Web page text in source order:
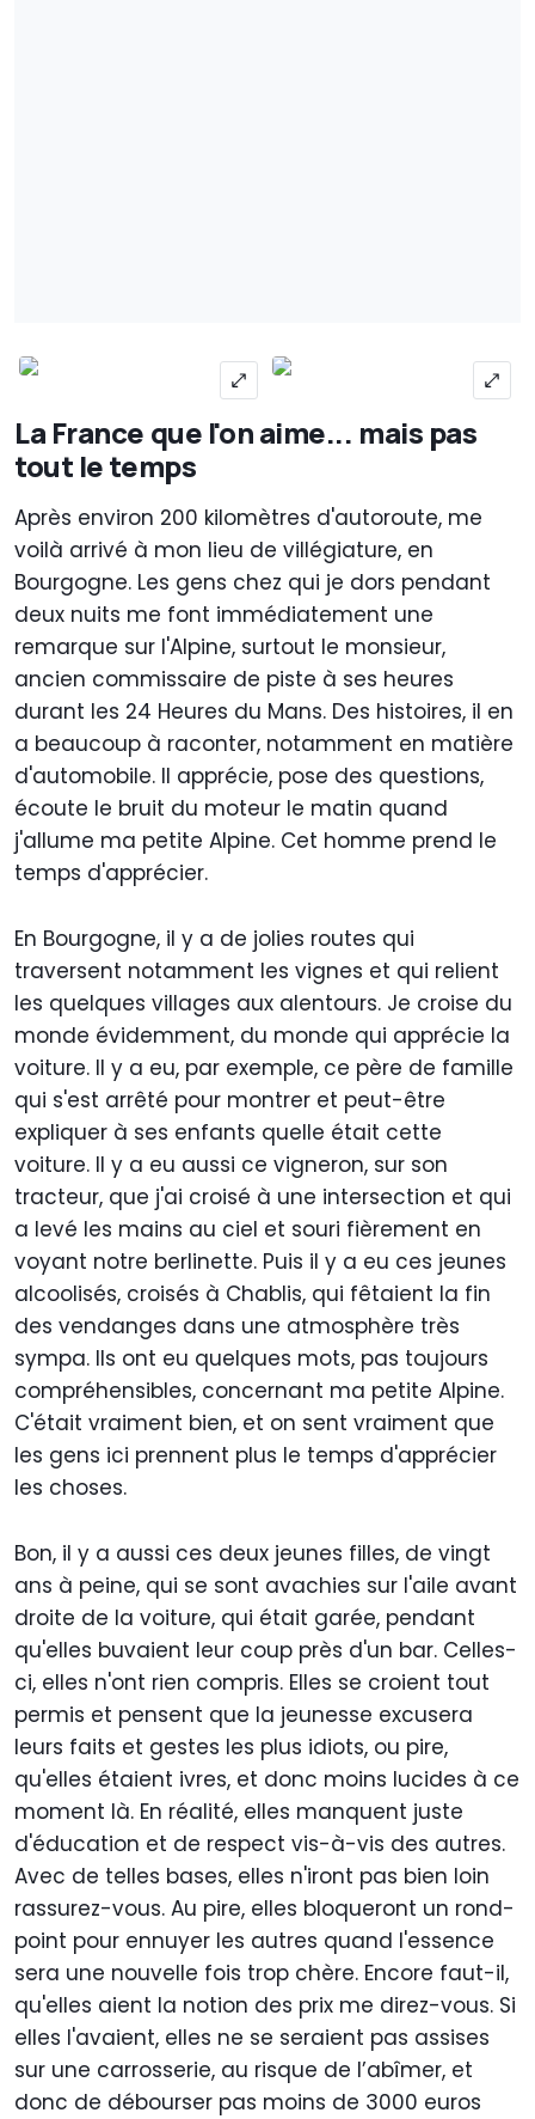
La France que l'on aime... mais pas
tout le temps
Après environ 200 kilomètres d'autoroute, me
voilà arrivé à mon lieu de villégiature, en
Bourgogne. Les gens chez qui je dors pendant
deux nuits me font immédiatement une
remarque sur l'Alpine, surtout le monsieur,
ancien commissaire de piste à ses heures
durant les 24 Heures du Mans. Des histoires, il en
a beaucoup à raconter, notamment en matière
d'automobile. Il apprécie, pose des questions,
écoute le bruit du moteur le matin quand
j'allume ma petite Alpine. Cet homme prend le
temps d'apprécier.
En Bourgogne, il y a de jolies routes qui
traversent notamment les vignes et qui relient
les quelques villages aux alentours. Je croise du
monde évidemment, du monde qui apprécie la
voiture. Il y a eu, par exemple, ce père de famille
qui s'est arrêté pour montrer et peut-être
expliquer à ses enfants quelle était cette
voiture. Il y a eu aussi ce vigneron, sur son
tracteur, que j'ai croisé à une intersection et qui
a levé les mains au ciel et souri fièrement en
voyant notre berlinette. Puis il y a eu ces jeunes
alcoolisés, croisés à Chablis, qui fêtaient la fin
des vendanges dans une atmosphère très
sympa. Ils ont eu quelques mots, pas toujours
compréhensibles, concernant ma petite Alpine.
C'était vraiment bien, et on sent vraiment que
les gens ici prennent plus le temps d'apprécier
les choses.
Bon, il y a aussi ces deux jeunes filles, de vingt
ans à peine, qui se sont avachies sur l'aile avant
droite de la voiture, qui était garée, pendant
qu'elles buvaient leur coup près d'un bar. Celles-
ci, elles n'ont rien compris. Elles se croient tout
permis et pensent que la jeunesse excusera
leurs faits et gestes les plus idiots, ou pire,
qu'elles étaient ivres, et donc moins lucides à ce
moment là. En réalité, elles manquent juste
d'éducation et de respect vis-à-vis des autres.
Avec de telles bases, elles n'iront pas bien loin
rassurez-vous. Au pire, elles bloqueront un rond-
point pour ennuyer les autres quand l'essence
sera une nouvelle fois trop chère. Encore faut-il,
qu'elles aient la notion des prix me direz-vous. Si
elles l'avaient, elles ne se seraient pas assises
sur une carrosserie, au risque de l’abîmer, et
donc de débourser pas moins de 3000 euros